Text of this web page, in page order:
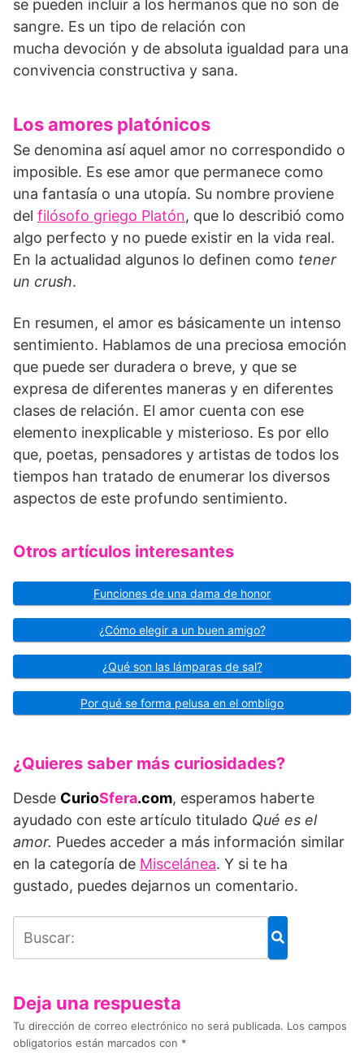
se pueden incluir a los hermanos que no son de
sangre. Es un tipo de relación con
mucha devoción y de absoluta igualdad para una
convivencia constructiva y sana.
Los amores platónicos
Se denomina así aquel amor no correspondido o
imposible. Es ese amor que permanece como
una fantasía o una utopía. Su nombre proviene
del filósofo griego Platón, que lo describió como
algo perfecto y no puede existir en la vida real.
En la actualidad algunos lo definen como tener
un crush.
En resumen, el amor es básicamente un intenso
sentimiento. Hablamos de una preciosa emoción
que puede ser duradera o breve, y que se
expresa de diferentes maneras y en diferentes
clases de relación. El amor cuenta con ese
elemento inexplicable y misterioso. Es por ello
que, poetas, pensadores y artistas de todos los
tiempos han tratado de enumerar los diversos
aspectos de este profundo sentimiento.
Otros artículos interesantes
Funciones de una dama de honor
¿Cómo elegir a un buen amigo?
¿Qué son las lámparas de sal?
Por qué se forma pelusa en el ombligo
¿Quieres saber más curiosidades?
Desde CurioSfera.com, esperamos haberte
ayudado con este artículo titulado Qué es el
amor. Puedes acceder a más información similar
en la categoría de Miscelánea. Y si te ha
gustado, puedes dejarnos un comentario.
Deja una respuesta
Tu dirección de correo electrónico no será publicada. Los campos
obligatorios están marcados con *